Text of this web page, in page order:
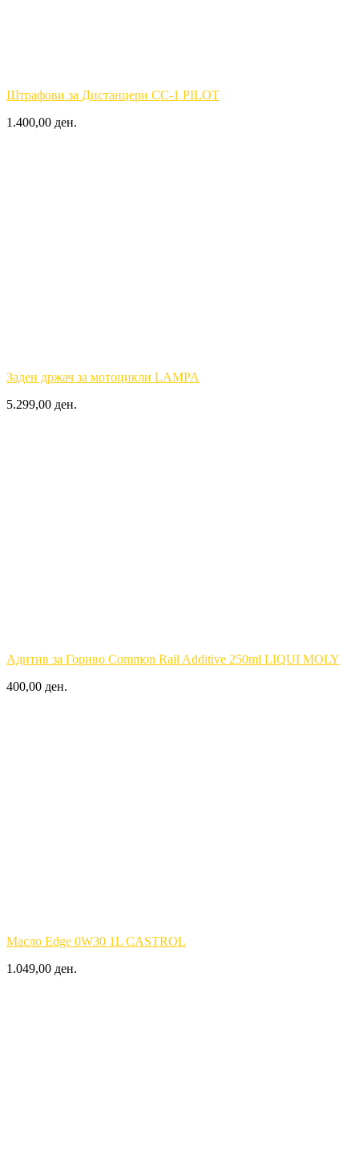
Штрафови за Дистанцери CC-1 PILOT
1.400,00 ден.
Заден држач за мотоцикли LAMPA
5.299,00 ден.
Адитив за Гориво Common Rail Additive 250ml LIQUI MOLY
400,00 ден.
Масло Edge 0W30 1L CASTROL
1.049,00 ден.